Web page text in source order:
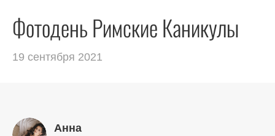
Фотодень Римские Каникулы
19 сентября 2021
Анна